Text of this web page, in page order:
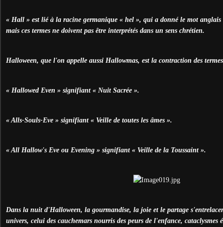
« Hall » est lié à la racine germanique « hel », qui a donné le mot
mais ces termes ne doivent pas être interprétés dans un sens chrétien.
Halloween, que l'on appelle aussi Hallowmas, est la contraction des
« Hallowed Even » signifiant « Nuit Sacrée ».
« Alls-Souls-Eve » signifiant « Veille de toutes les âmes ».
« All Hallow's Eve ou Evening » signifiant « Veille de la Toussaint ».
Dans la nuit d'Halloween, la gourmandise, la joie et le partage
univers, celui des cauchemars nourris des peurs de l'enfance,